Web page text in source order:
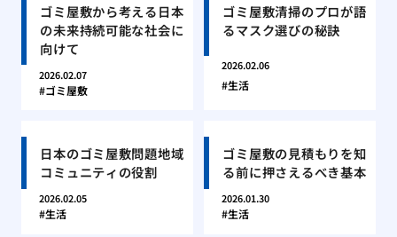
ゴミ屋敷から考える日本
の未来持続可能な社会に
向けて
2026.02.07
ゴミ屋敷
ゴミ屋敷清掃のプロが語
るマスク選びの秘訣
2026.02.06
生活
日本のゴミ屋敷問題地域
コミュニティの役割
2026.02.05
生活
ゴミ屋敷の見積もりを知
る前に押さえるべき基本
2026.01.30
生活